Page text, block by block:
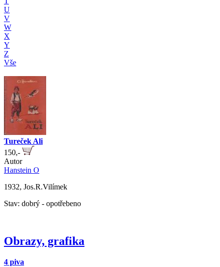
U
V
W
X
Y
Z
Vše
Tureček Ali
150,-
Autor
Hanstein O
1932, Jos.R.Vilímek
Stav: dobrý - opotřebeno
Obrazy, grafika
4 piva